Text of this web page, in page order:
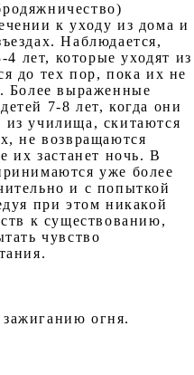
к уходу из дома и
Наблюдается,
лет, которые уходят из
до тех пор, пока их не
Более выраженные
7-8 лет, когда они
училища, скитаются
не возвращаются
их застанет ночь. В
уже более
и с попыткой
при этом никакой
к существованию,
чувство
огня.